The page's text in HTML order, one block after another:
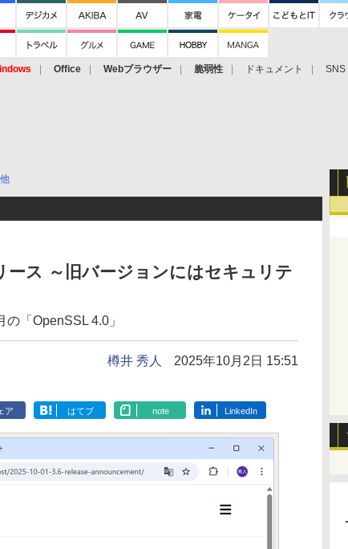
Office Webブラウザー 脆弱性 ドキュメント SNS
ース ～旧バージョンにはセキュリテ
「OpenSSL 4.0」
樽井 秀人 2025年10月2日 15:51
ア はてブ note LinkedIn